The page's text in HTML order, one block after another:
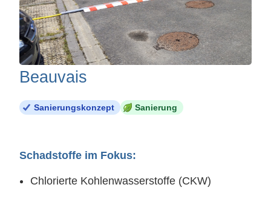
Beauvais
Sanierungskonzept Sanierung
Schadstoffe im Fokus:
Chlorierte Kohlenwasserstoffe (CKW)